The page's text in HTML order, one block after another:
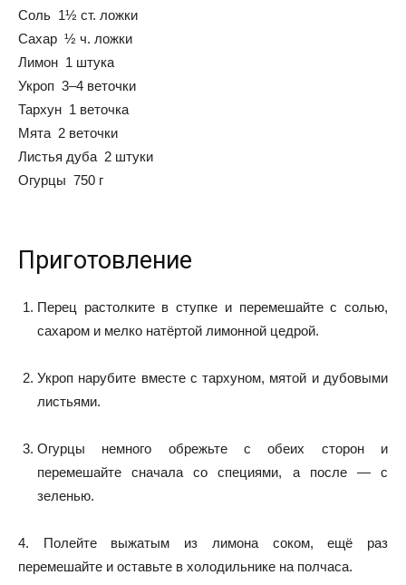
Соль 1½ ст. ложки
Сахар ½ ч. ложки
Лимон 1 штука
Укроп 3–4 веточки
Тархун 1 веточка
Мята 2 веточки
Листья дуба 2 штуки
Огурцы 750 г
Приготовление
Перец растолките в ступке и перемешайте с солью,
сахаром и мелко натёртой лимонной цедрой.
Укроп нарубите вместе с тархуном, мятой и дубовыми
листьями.
Огурцы немного обрежьте с обеих сторон и
перемешайте сначала со специями, а после — с
зеленью.
4. Полейте выжатым из лимона соком, ещё раз
перемешайте и оставьте в холодильнике на полчаса.